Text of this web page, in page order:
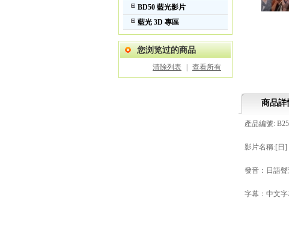
BD50 藍光影片
藍光 3D 專區
您浏览过的商品
清除列表 查看所有
商品詳
產品編號:
影片名稱:[日]
發音：日語聲
字幕：中文字